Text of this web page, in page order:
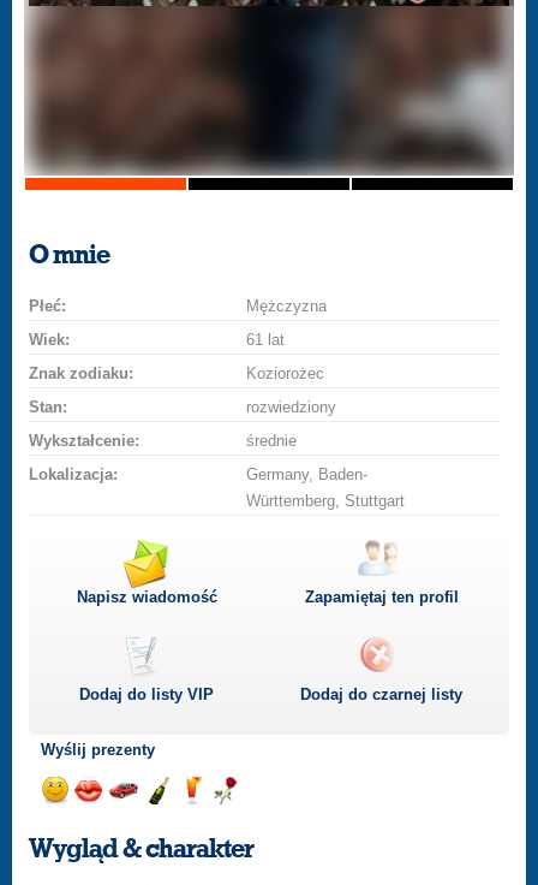
O mnie
Płeć:
Mężczyzna
Wiek:
61 lat
Znak zodiaku:
Koziorożec
Stan:
rozwiedziony
Wykształcenie:
średnie
Lokalizacja:
Germany, Baden-
Württemberg, Stuttgart
Napisz wiadomość Zapamiętaj ten profil
Dodaj do listyVIP Dodaj do czarnej listy
Wyślij prezenty
uśmiech
buziakasamochodem
szampana
drinka
różę
Wygląd & charakter